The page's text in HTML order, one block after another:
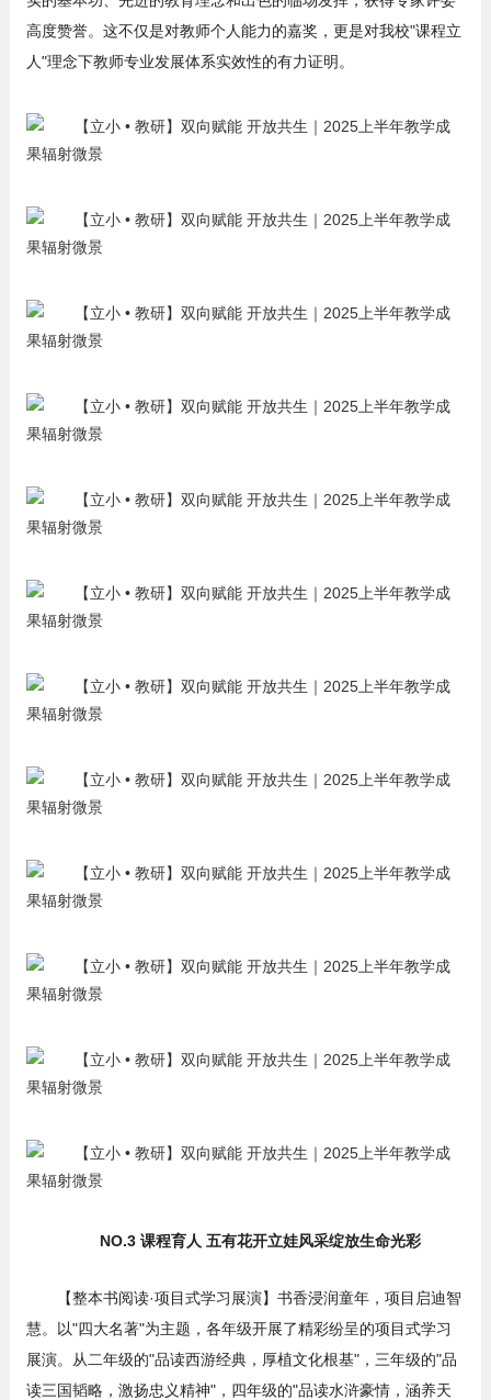
高度赞誉。这不仅是对教师个人能力的嘉奖，更是对我校"课程立
人"理念下教师专业发展体系实效性的有力证明。
NO.3 课程育人 五有花开立娃风采绽放生命光彩
【整本书阅读·项目式学习展演】书香浸润童年，项目启迪智
慧。以"四大名著"为主题，各年级开展了精彩纷呈的项目式学习
展演。从二年级的"品读西游经典，厚植文化根基"，三年级的"品
读三国韬略，激扬忠义精神"，四年级的"品读水浒豪情，涵养天